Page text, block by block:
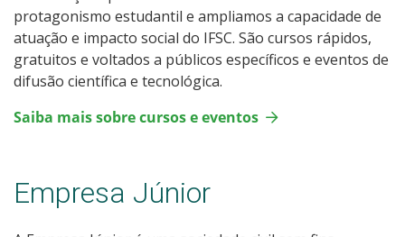
protagonismo estudantil e ampliamos a capacidade de
atuação e impacto social do IFSC. São cursos rápidos,
gratuitos e voltados a públicos específicos e eventos de
difusão científica e tecnológica.
Saiba mais sobre cursos e eventos
Empresa Júnior